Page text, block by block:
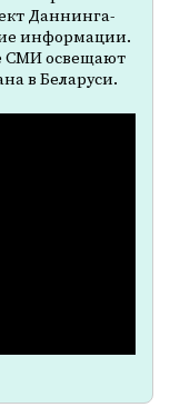
Даннинга-
информации.
СМИ освещают
в Беларуси.